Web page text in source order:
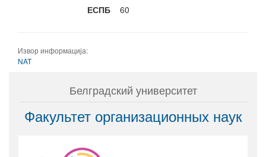
ЕСПБ
60
Извор информација:
NAT
Белградский университет
Факультет организационных наук